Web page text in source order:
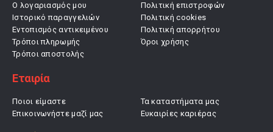
Ο λογαριασμός μου
Ιστορικό παραγγελιών
Εντοπισμός αντικειμένου
Τρόποι πληρωμής
Τρόποι αποστολής
Πολιτική επιστροφών
Πολιτική cookies
Πολιτική απορρήτου
Όροι χρήσης
Εταιρία
Ποιοι είμαστε
Επικοινωνήστε μαζί μας
Τα καταστήματα μας
Ευκαιρίες καριέρας